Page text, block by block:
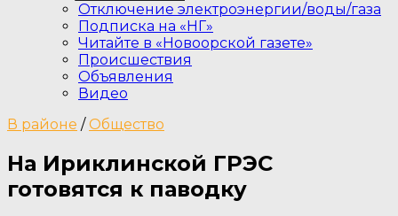
Отключение электроэнергии/воды/газа
Подписка на «НГ»
Читайте в «Новоорской газете»
Происшествия
Объявления
Видео
В районе /Общество
На Ириклинской ГРЭС
готовятся к паводку